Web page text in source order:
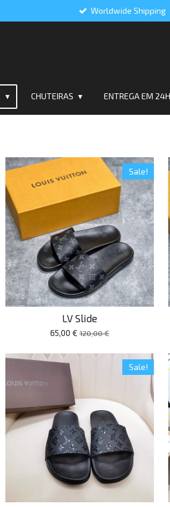
Worldwide Shipping
CHUTEIRAS ENTREGA EM 24H
Sale!
LV Slide
65,00 € 120,00 €
Sale!